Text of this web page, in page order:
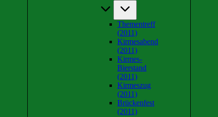
Thementreff
(2011)
Kirmesabend
(2011)
Kirmes-
Bierstand
(2011)
Kirmeszug
(2011)
Brückenfest
(2011)